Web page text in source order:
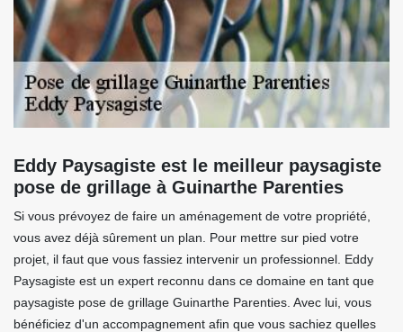
Eddy Paysagiste est le meilleur paysagiste
pose de grillage à Guinarthe Parenties
Si vous prévoyez de faire un aménagement de votre propriété,
vous avez déjà sûrement un plan. Pour mettre sur pied votre
projet, il faut que vous fassiez intervenir un professionnel. Eddy
Paysagiste est un expert reconnu dans ce domaine en tant que
paysagiste pose de grillage Guinarthe Parenties. Avec lui, vous
bénéficiez d'un accompagnement afin que vous sachiez quelles